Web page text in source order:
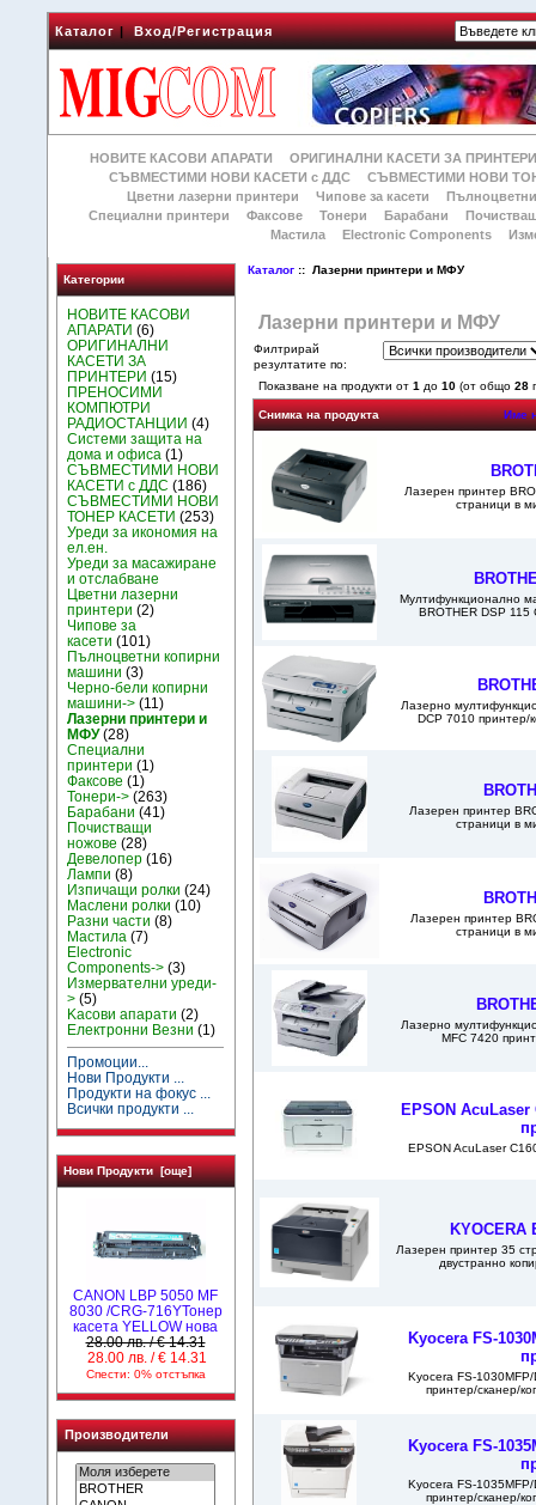
Каталог|Вход/Регистрация
НОВИТЕ КАСОВИ АПАРАТИ
ОРИГИНАЛНИ КАСЕТИ ЗА
СЪВМЕСТИМИ НОВИ КАСЕТИ с ДДС
СЪВМЕСТИМИ НОВИ
Цветни лазерни принтери
Чипове за касети
Специални принтери
Факсове Тонери Барабани
Мастила
Electronic Components
Категории
НОВИТЕ КАСОВИ
АПАРАТИ (6)
ОРИГИНАЛНИ
КАСЕТИ ЗА
ПРИНТЕРИ (15)
ПРЕНОСИМИ
КОМПЮТРИ
РАДИОСТАНЦИИ (4)
Системи защита на
дома и офиса (1)
СЪВМЕСТИМИ НОВИ
КАСЕТИ с ДДС (186)
СЪВМЕСТИМИ НОВИ
ТОНЕР КАСЕТИ (253)
Уреди за икономия на
ел.ен.
Уреди за масажиране
и отслабване
Цветни лазерни
принтери (2)
Чипове за
касети (101)
Пълноцветни копирни
машини (3)
Черно-бели копирни
машини-> (11)
Лазерни принтери и
МФУ(28)
Специални
принтери (1)
Факсове (1)
Тонери-> (263)
Барабани (41)
Почистващи
ножове (28)
Девелопер (16)
Лампи (8)
Изпичащи ролки (24)
Маслени ролки (10)
Разни части (8)
Мастила (7)
Electronic
Components-> (3)
Измервателни уреди-
> (5)
Kасови апарати (2)
Електронни Везни (1)
Промоции...
Нови Продукти ...
Продукти на фокус ...
Всички продукти ...
Нови Продукти [още]
CANON LBP 5050 MF
8030 /CRG-716YТонер
касета YELLOW нова
28.00 лв. / € 14.31
28.00 лв. / € 14.31
Спести: 0% отстъпка
Производители
Каталог :: Лазерни принтери и МФУ
Лазерни принтери и МФУ
Филтрирай
резултатите по:
Показване на продукти от 1 до 10(от общо 28
Снимка на продукта Име
Лазерен принтер
страници в
Мултифункционално
BROTHER DSP 115
Лазерно
DCP 7010 принтер/
Лазерен принтер
страници в
Лазерен принтер
страници в
Лазерно
MFC 7420
EPSON AcuLaser
EPSON AcuLaser
KYOCERA
Лазерен принтер 35
двустранно
Kyocera FS-
Kyocera FS-
принтер/сканер/
Kyocera FS-
Kyocera FS-
принтер/сканер/